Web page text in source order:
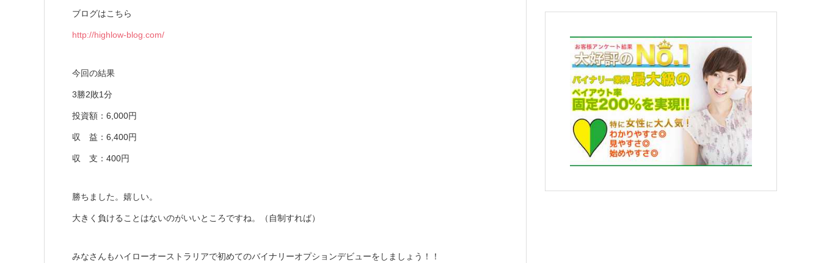
ブログはこちら
http://highlow-blog.com/
今回の結果
3勝2敗1分
投資額：6,000円
収 益：6,400円
収 支：400円
勝ちました。嬉しい。
大きく負けることはないのがいいところですね。（自制すれば）
みなさんもハイローオーストラリアで初めてのバイナリーオプションデビューをしましょう！！